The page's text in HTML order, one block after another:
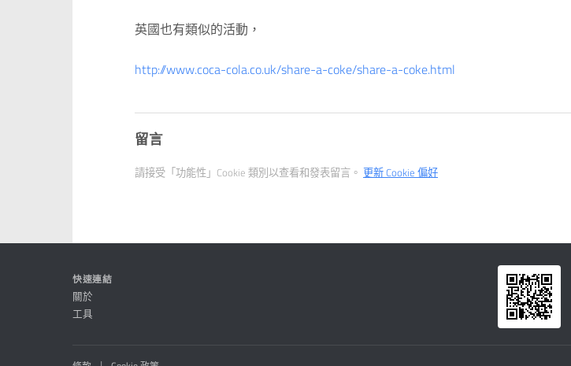
英國也有類似的活動，
http://www.coca-cola.co.uk/share-a-coke/share-a-coke.html
留言
請接受「功能性」Cookie 類別以查看和發表留言。 更新 Cookie 偏好
快速連結
關於
工具